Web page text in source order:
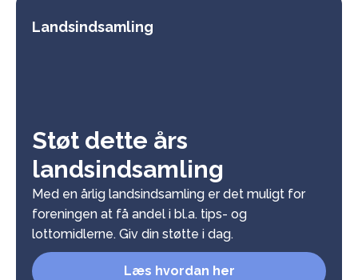
Landsindsamling
Støt dette års
landsindsamling
Med en årlig landsindsamling er det muligt for
foreningen at få andel i bl.a. tips- og
lottomidlerne. Giv din støtte i dag.
Læs hvordan her